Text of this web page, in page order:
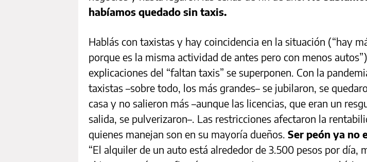
habíamos quedado sin taxis.
Hablás con taxistas y hay coincidencia en la situación (“hay
porque es la misma actividad de antes pero con menos
explicaciones del “faltan taxis” se superponen. Con la
taxistas –sobre todo, los más grandes– se jubilaron, se
casa y no salieron más –aunque las licencias, que eran un
salida, se pulverizaron–. Las restricciones afectaron la
quienes manejan son en su mayoría dueños. Ser peón ya no
“El alquiler de un auto está alrededor de 3.500 pesos por día,